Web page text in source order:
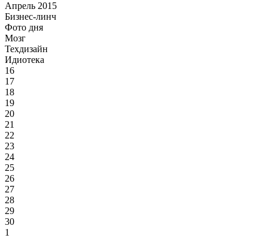
Апрель 2015
Бизнес-линч
Фото дня
Мозг
Техдизайн
Идиотека
16
17
18
19
20
21
22
23
24
25
26
27
28
29
30
1